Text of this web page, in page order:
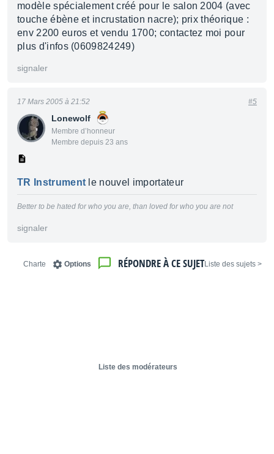
modèle spécialement créé pour le salon 2004 (avec
touche ébène et incrustation nacre); prix théorique :
env 2200 euros et vendu 1700; contactez moi pour
plus d'infos (0609824249)
signaler
Lonewolf
Membre d’honneur
Membre depuis 23 ans
17 Mars 2005 à 21:52 #5
TR Instrument le nouvel importateur
Better to be hated for who you are, than loved for who you are not
signaler
< Liste des sujets
RÉPONDRE À CE SUJET
Options
Charte
Liste des modérateurs